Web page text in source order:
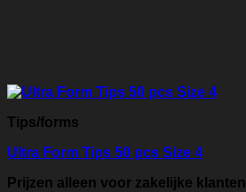
Tips/forms
Ultra Form Tips 50 pcs Size 4
Prijzen alleen voor zakelijke klanten